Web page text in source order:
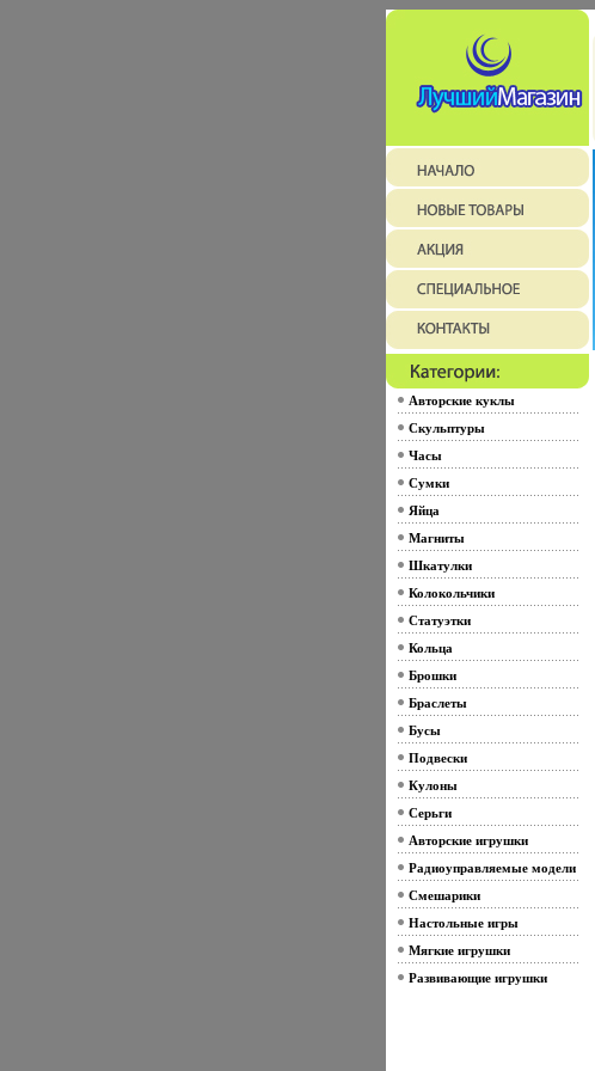
Авторские куклы
Скульптуры
Часы
Сумки
Яйца
Магниты
Шкатулки
Колокольчики
Статуэтки
Кольца
Брошки
Браслеты
Бусы
Подвески
Кулоны
Серьги
Авторские игрушки
Радиоуправляемые модели
Смешарики
Настольные игры
Мягкие игрушки
Развивающие игрушки